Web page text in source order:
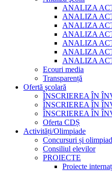
ANALIZA
ANALIZA
ANALIZA
ANALIZA
ANALIZA
ANALIZA
ANALIZA
Ecouri media
Transparență
Ofertă şcolară
ÎNSCRIEREA ÎN
ÎNSCRIEREA ÎN
ÎNSCRIEREA ÎN
Oferta CDȘ
Activități/Olimpiade
Concursuri și
Consiliul elevilor
PROIECTE
Proiecte